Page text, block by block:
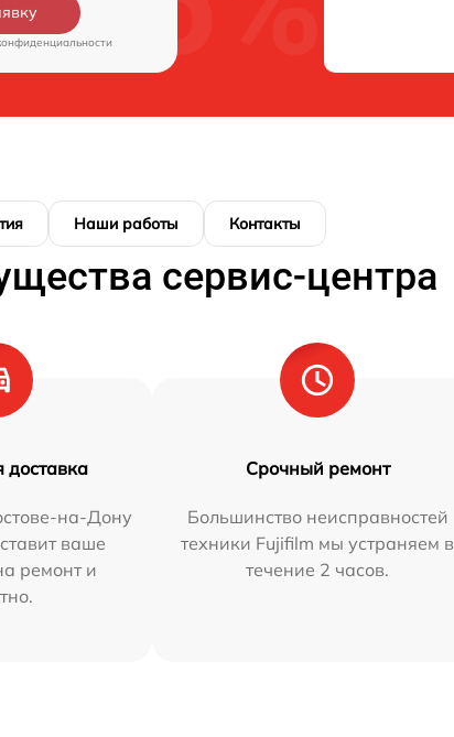
Наши работы Контакты
сервис-центра
доставка
на-Дону
ваше
ремонт и
Срочный ремонт
Большинство неисправностей
техники Fujifilm мы устраняем в
течение 2 часов.